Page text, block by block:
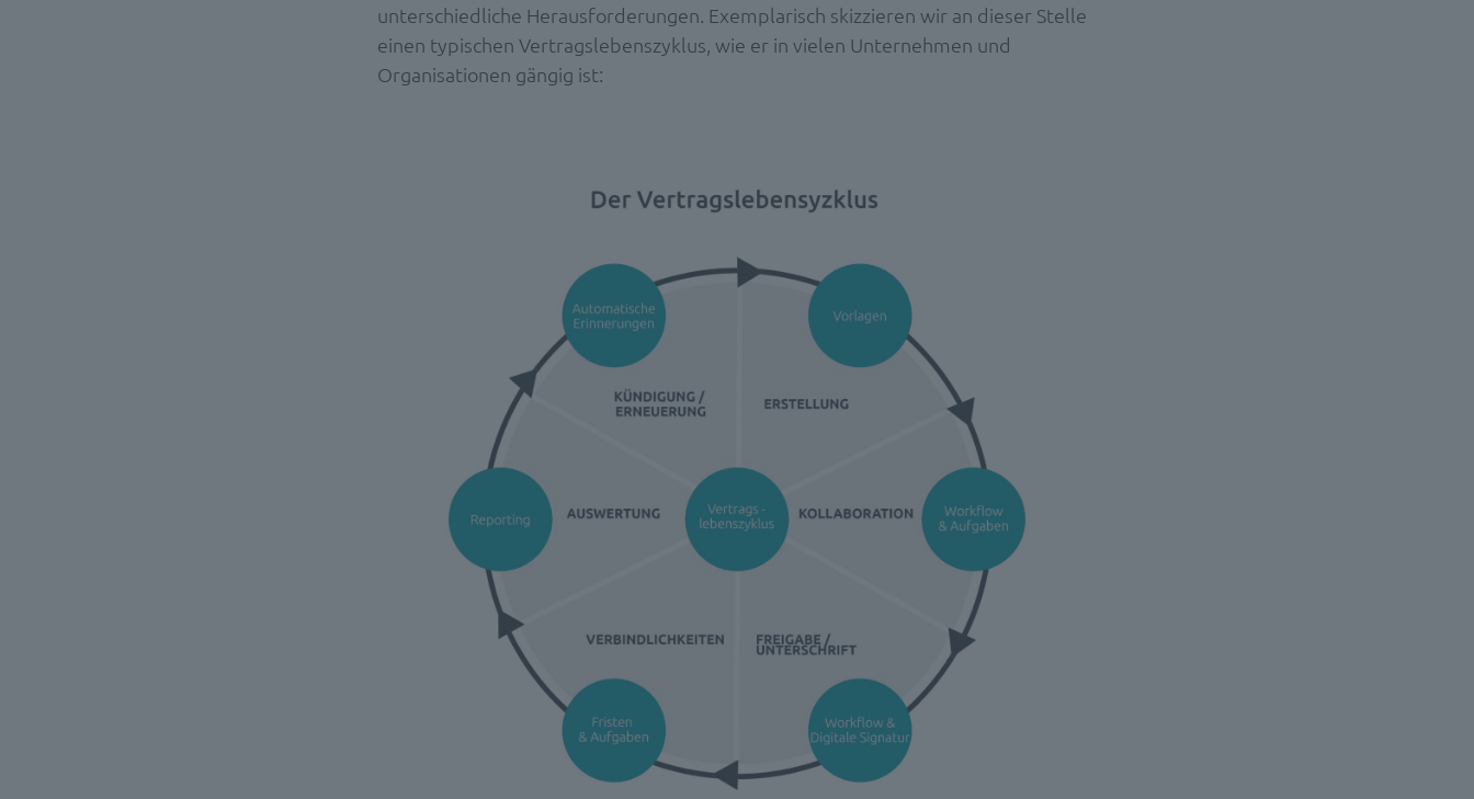
unterschiedliche Herausforderungen. Exemplarisch skizzieren wir an dieser Stelle
einen typischen Vertragslebenszyklus, wie er in vielen Unternehmen und
Organisationen gängig ist: